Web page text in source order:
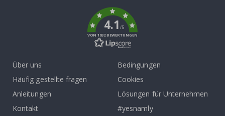
4.1/5
VON 1032 BEWERTUNGEN
Über uns
Häufig gestellte fragen
Anleitungen
Kontakt
Bedingungen
Cookies
Lösungen für Unternehmen
#yesnamly